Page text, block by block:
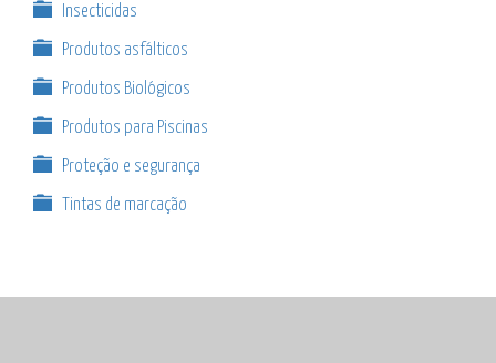
Insecticidas
Produtos asfálticos
Produtos Biológicos
Produtos para Piscinas
Proteção e segurança
Tintas de marcação